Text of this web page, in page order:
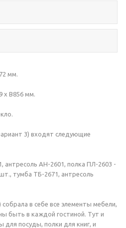
мм.
х В856 мм.
3) входят следующие
АН-2601, полка ПЛ-2603 -
тумба ТБ-2671, антресоль
в себе все элементы мебели,
быть в каждой гостиной. Тут и
посуды, полки для книг, и